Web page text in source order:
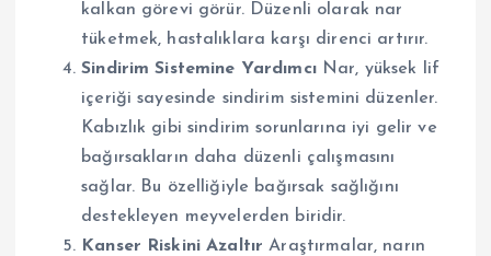
kalkan görevi görür. Düzenli olarak nar
tüketmek, hastalıklara karşı direnci artırır.
Sindirim Sistemine YardımcıNar, yüksek lif
içeriği sayesinde sindirim sistemini düzenler.
Kabızlık gibi sindirim sorunlarına iyi gelir ve
bağırsakların daha düzenli çalışmasını
sağlar. Bu özelliğiyle bağırsak sağlığını
destekleyen meyvelerden biridir.
Kanser Riskini Azaltır Araştırmalar, narın